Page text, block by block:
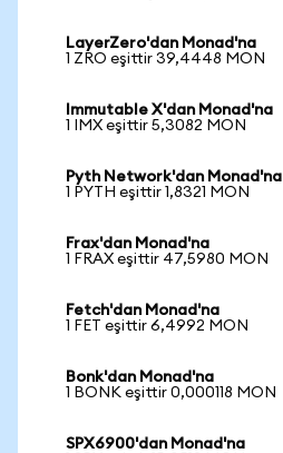
LayerZero'dan Monad'na
1 ZRO eşittir 39,4448 MON
Immutable X'dan Monad'na
1 IMX eşittir 5,3082 MON
Pyth Network'dan Monad'na
1 PYTH eşittir 1,8321 MON
Frax'dan Monad'na
1 FRAX eşittir 47,5980 MON
Fetch'dan Monad'na
1 FET eşittir 6,4992 MON
Bonk'dan Monad'na
1 BONK eşittir 0,000118 MON
SPX6900'dan Monad'na